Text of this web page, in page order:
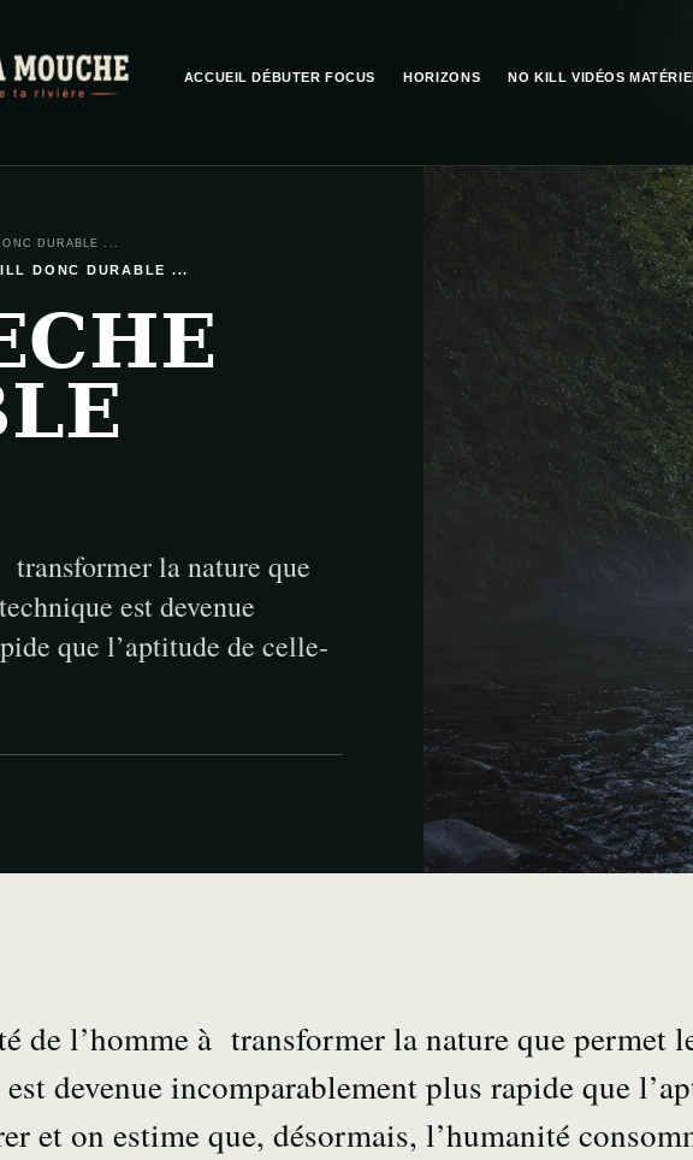
ACCUEIL DÉBUTER FOCUS HORIZONS NO KILL VIDÉOS
DURABLE ...
DONC DURABLE ...
la nature que
est devenue
que l’aptitude de celle-
de l’homme à transformer la nature que permet
devenue incomparablement plus rapide que
et on estime que, désormais, l’humanité